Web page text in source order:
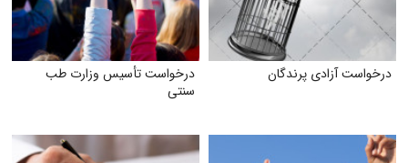
درخواست آزادی پرندگان
درخواست تأسیس وزارت طب
سنتی